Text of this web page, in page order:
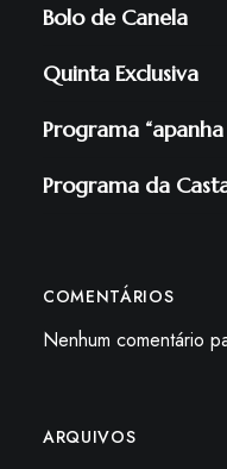
Bolo de Canela
Quinta Exclusiva
Programa
Programa da
COMENTÁRIOS
Nenhum comentário
ARQUIVOS